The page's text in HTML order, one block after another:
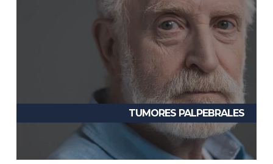
TUMORES PALPEBRALES